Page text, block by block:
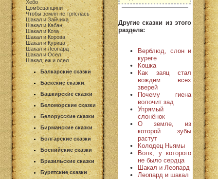
Хебо
Цомбецанцини
Чтобы земля не тряслась
Шакал и Зайчиха
Шакал и Кабан
Шакал и Коза
Шакал и Корова
Шакал и Курица
Шакал и Леопард
Шакал и Осел
Шакал, еж и осел
Балкарские сказки
Баскские сказки
Башкирские сказки
Беломорские сказки
Белорусские сказки
Бирманские сказки
Болгарские сказки
Боснийские сказки
Бразильские сказки
Бурятские сказки
Другие сказки из этого
раздела:
Верблюд, слон и
куреге
Кошка
Как заяц стал
вождем всех
зверей
Почему гиена
волочит зад
Упрямый
слонёнок
О земле, из
которой зубы
растут
Колодец Ньямы
Волк, у которого
не было сердца
Шакал и Леопард
Леопард и шакал